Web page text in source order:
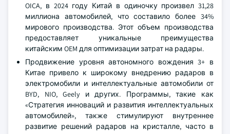
OICA, в 2024 году Китай в одиночку произвел 31,28
миллиона автомобилей, что составило более 34%
мирового производства. Этот объем производства
предоставляет уникальные преимущества
китайским OEM для оптимизации затрат на радары.
Продвижение уровня автономного вождения 3+ в
Китае привело к широкому внедрению радаров в
электромобили и интеллектуальные автомобили от
BYD, NIO, Geely и других. Программы, такие как
«Стратегия инноваций и развития интеллектуальных
автомобилей», также стимулируют внутреннее
развитие решений радаров на кристалле, часто в